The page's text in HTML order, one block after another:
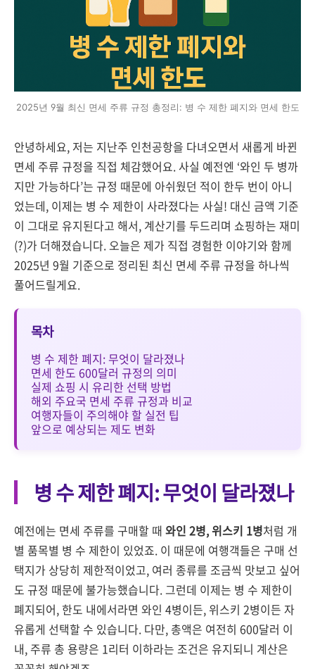
2025년 9월 최신 면세 주류 규정 총정리: 병 수 제한 폐지와 면세 한도
안녕하세요, 저는 지난주 인천공항을 다녀오면서 새롭게 바뀐
면세 주류 규정을 직접 체감했어요. 사실 예전엔 ‘와인 두 병까
지만 가능하다’는 규정 때문에 아쉬웠던 적이 한두 번이 아니
었는데, 이제는 병 수 제한이 사라졌다는 사실! 대신 금액 기준
이 그대로 유지된다고 해서, 계산기를 두드리며 쇼핑하는 재미
(?)가 더해졌습니다. 오늘은 제가 직접 경험한 이야기와 함께
2025년 9월 기준으로 정리된 최신 면세 주류 규정을 하나씩
풀어드릴게요.
목차
병 수 제한 폐지: 무엇이 달라졌나
면세 한도 600달러 규정의 의미
실제 쇼핑 시 유리한 선택 방법
해외 주요국 면세 주류 규정과 비교
여행자들이 주의해야 할 실전 팁
앞으로 예상되는 제도 변화
병 수 제한 폐지: 무엇이 달라졌나
예전에는 면세 주류를 구매할 때 와인 2병, 위스키 1병처럼 개
별 품목별 병 수 제한이 있었죠. 이 때문에 여행객들은 구매 선
택지가 상당히 제한적이었고, 여러 종류를 조금씩 맛보고 싶어
도 규정 때문에 불가능했습니다. 그런데 이제는 병 수 제한이
폐지되어, 한도 내에서라면 와인 4병이든, 위스키 2병이든 자
유롭게 선택할 수 있습니다. 다만, 총액은 여전히 600달러 이
내, 주류 총 용량은 1리터 이하라는 조건은 유지되니 계산은